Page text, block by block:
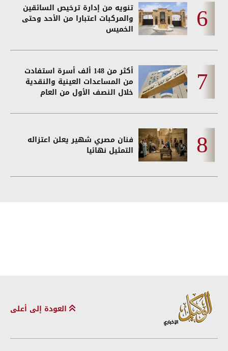
تنويه من إدارة ترخيص السائقين
والمركبات اعتبارا من الأحد وحتى
الخميس
أكثر من 148 ألف أسرة استفادت
من المساعدات العينية والنقدية
خلال النصف الأول من العام
فنان مصري شهير يعلن اعتزاله
التمثيل نهائيا
العودة إلى أعلى